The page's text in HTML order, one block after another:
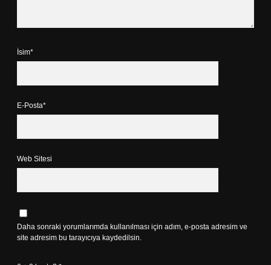
İsim*
E-Posta*
Web Sitesi
Daha sonraki yorumlarımda kullanılması için adım, e-posta adresim ve
site adresim bu tarayıcıya kaydedilsin.